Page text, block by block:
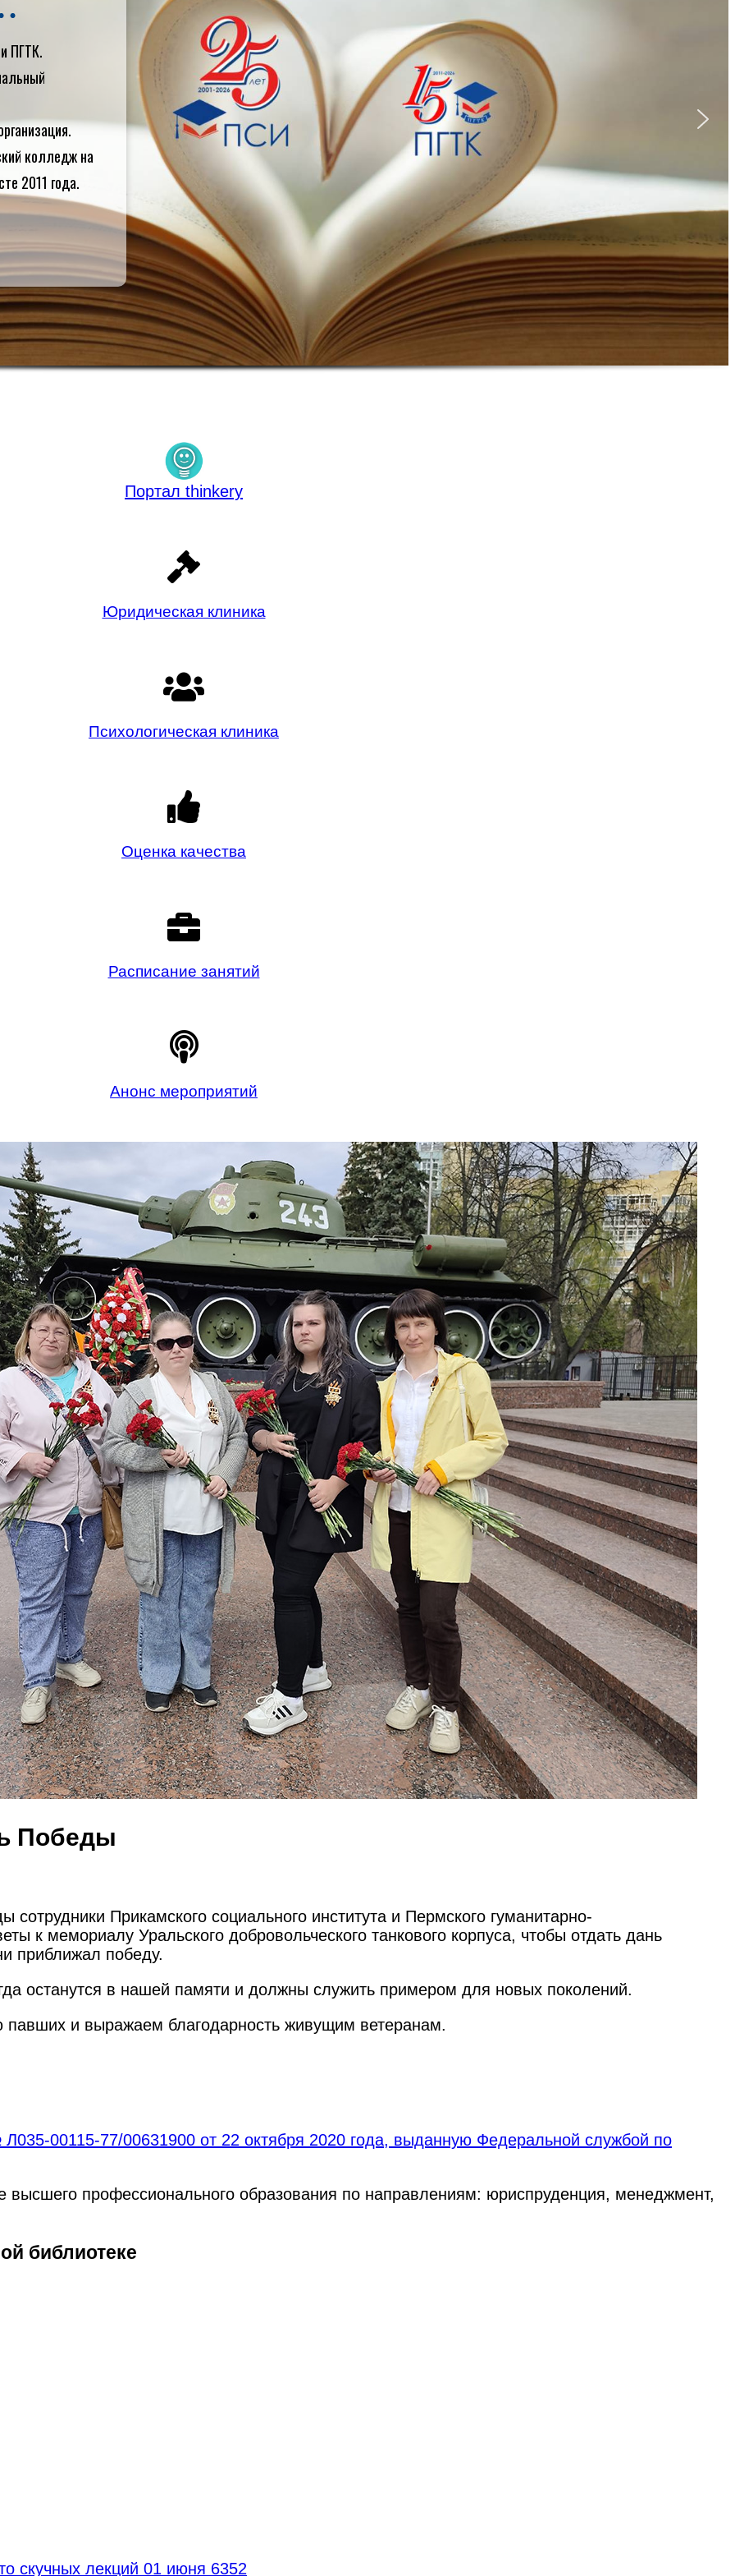
ПГТК.
колледж на
2011 года.
Портал thinkery
Юридическая клиника
Психологическая клиника
Оценка качества
Расписание занятий
Анонс мероприятий
Победы
Прикамского социального института и Пермского гуманитарно-
к мемориалу Уральского добровольческого танкового корпуса, чтобы отдать дань
приближал победу.
останутся в нашей памяти и должны служить примером для новых поколений.
и выражаем благодарность живущим ветеранам.
00115-77/00631900 от 22 октября 2020 года, выданную Федеральной службой по
высшего профессионального образования по направлениям: юриспруденция, менеджмент,
библиотеке
скучных лекций 01 июня 6352